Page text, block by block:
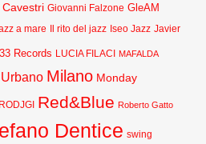
Giovanni Falzone GleAM
a mare Il rito del jazz Iseo Jazz Javier
Records LUCIA FILACI MAFALDA
Milano Monday
Red&Blue Roberto Gatto
Dentice swing